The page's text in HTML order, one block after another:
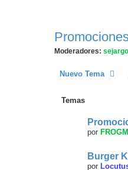
Moderadores:
Nuevo Tema
Temas
por
Burger
por